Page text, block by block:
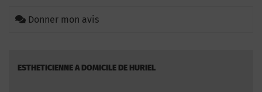
Donner mon avis
ESTHETICIENNE A DOMICILE DE HURIEL